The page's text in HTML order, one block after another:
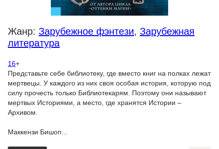
Жанр: Зарубежное фэнтези, Зарубежная
литература
16+
Представьте себе библиотеку, где вместо книг на полках лежат
мертвецы. У каждого из них своя особая история, которую под
силу прочесть только Библиотекарям. Поэтому они называют
мертвых Историями, а место, где хранятся Истории –
Архивом.
Маккензи Бишоп...